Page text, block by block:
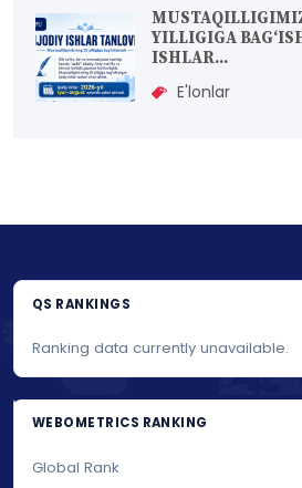
YILLIGIGA
ISHLAR...
E'lonlar
QS RANKINGS
Ranking data currently unavailable.
WEBOMETRICS RANKING
Global Rank